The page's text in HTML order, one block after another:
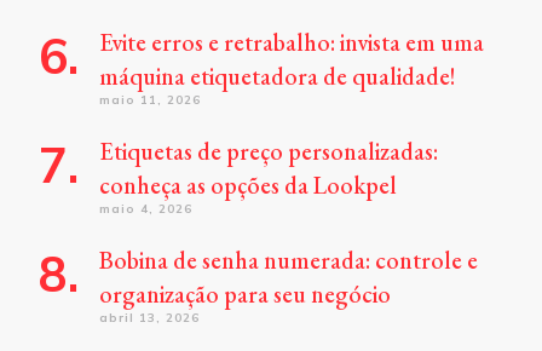
Evite erros e retrabalho: invista em uma
máquina etiquetadora de qualidade!
maio 11, 2026
Etiquetas de preço personalizadas:
conheça as opções da Lookpel
maio 4, 2026
Bobina de senha numerada: controle e
organização para seu negócio
abril 13, 2026